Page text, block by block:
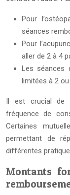
Pour
séances
Pour
aller de 2 à 4
Les séances
limitées à 2
Il est crucial de
fréquence de
Certaines
permettant de
différentes
Montants